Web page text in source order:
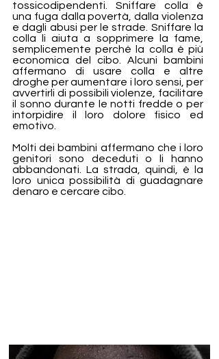
tossicodipendenti. Sniffare colla è
una fuga dalla povertà, dalla violenza
e dagli abusi per le strade. Sniffare la
colla li aiuta a sopprimere la fame,
semplicemente perché la colla è più
economica del cibo. Alcuni bambini
affermano di usare colla e altre
droghe per aumentare i loro sensi, per
avvertirli di possibili violenze, facilitare
il sonno durante le notti fredde o per
intorpidire il loro dolore fisico ed
emotivo.
Molti dei bambini affermano che i loro
genitori sono deceduti o li hanno
abbandonati. La strada, quindi, è la
loro unica possibilità di guadagnare
denaro e cercare cibo.